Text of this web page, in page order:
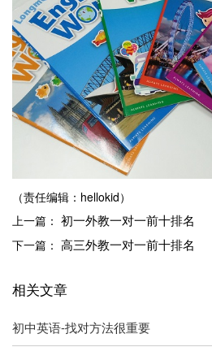
（责任编辑：hellokid）
上一篇： 初一外教一对一前十排名
下一篇： 高三外教一对一前十排名
相关文章
初中英语-找对方法很重要